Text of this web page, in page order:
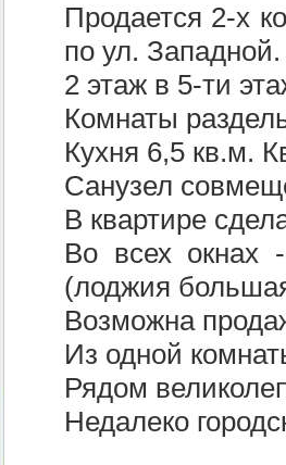
Продается 2-х
по ул. Западной.
2 этаж в 5-ти
Комнаты
Кухня 6,5 кв.м.
Санузел
В квартире
Во всех окнах
(лоджия
Возможна
Из одной
Рядом
Недалеко